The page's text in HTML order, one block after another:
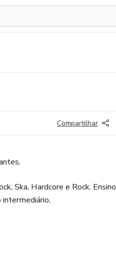
Compartilhar
Ska, Hardcore e Rock. Ensino